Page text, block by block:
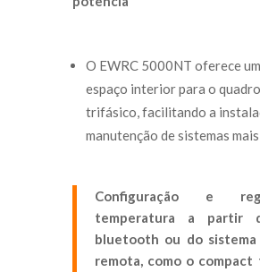
O EWRC 5000NT oferece
espaço interior para o
trifásico, facilitando a
manutenção de sistemas
Configuração e
temperatura a partir
bluetooth ou do
remota, como o compact